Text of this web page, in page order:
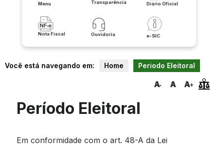
Menu Transparência Diário Oficial
Nota Fiscal Ouvidoria e-SIC
Você está navegando em: Home Periodo Eleitoral
Período Eleitoral
Em conformidade com o art. 48-A da Lei